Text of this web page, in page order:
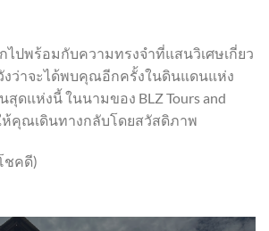
ไปพร้อมกับความทรงจำที่แสนวิเศษเกี่ยว
งว่าจะได้พบคุณอีกครั้งในดินแดนแห่ง
ดแห่งนี้ ในนามของ BLZ Tours and
ห้คุณเดินทางกลับโดยสวัสดิภาพ
ชคดี)